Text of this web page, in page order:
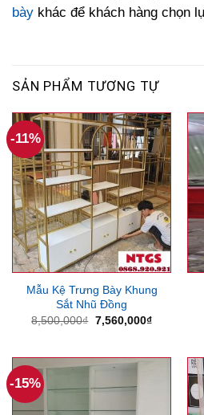
bày khác để khách hàng chọn
SẢN PHẨM TƯƠNG TỰ
-11%
Mẫu Kệ Trưng Bày Khung
Sắt Nhũ Đồng
8,500,000₫ Giá
7,560,000₫Giá
7,560,000₫.
-15%